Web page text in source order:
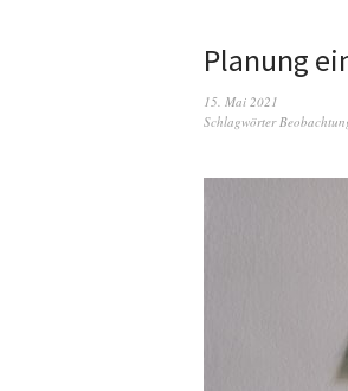
Planung
15. Mai 2021
Schlagwörter